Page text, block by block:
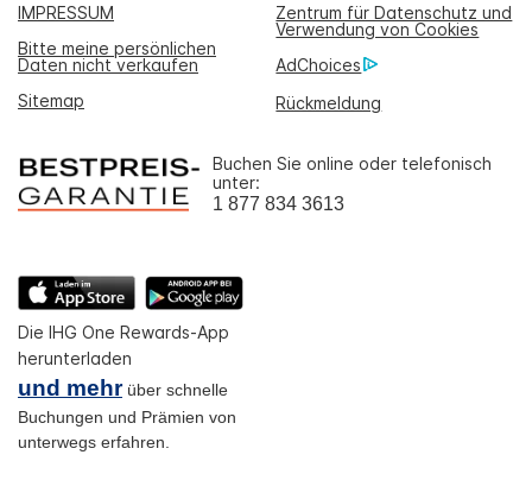
IMPRESSUM
Zentrum für Datenschutz und
Verwendung von Cookies
Bitte meine persönlichen
Daten nicht verkaufen
AdChoices
Sitemap
Rückmeldung
Buchen Sie online oder telefonisch
unter:
1 877 834 3613
Die IHG One Rewards-App
herunterladen
und mehrüber schnelle
Buchungen und Prämien von
unterwegs erfahren.